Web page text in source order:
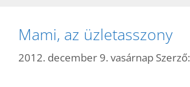
Mami, az üzletasszony
2012. december 9. vasárnap Szerző: